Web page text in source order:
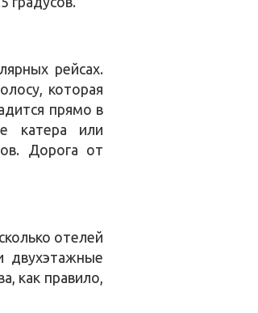
рейсах.
которая
прямо в
катера или
Дорога от
отелей
двухэтажные
как правило,